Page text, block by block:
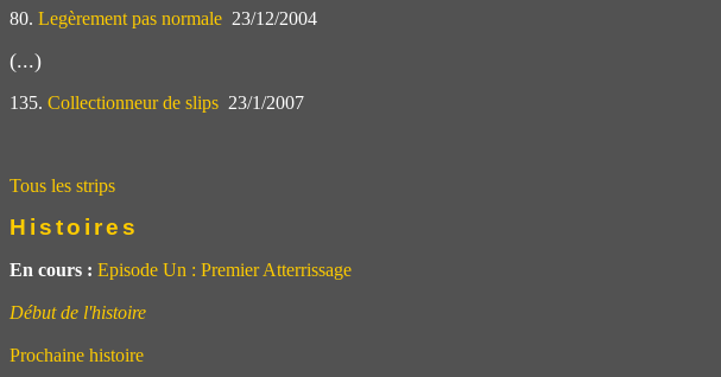
80. Legèrement pas normale 23/12/2004
(...)
135. Collectionneur de slips 23/1/2007
Tous les strips
Histoires
En cours : Episode Un : Premier Atterrissage
Début de l'histoire
Prochaine histoire